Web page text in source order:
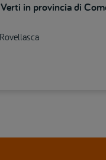
in provincia di